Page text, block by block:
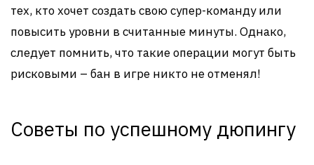
тех, кто хочет создать свою супер-команду или
повысить уровни в считанные минуты. Однако,
следует помнить, что такие операции могут быть
рисковыми – бан в игре никто не отменял!
Советы по успешному дюпингу